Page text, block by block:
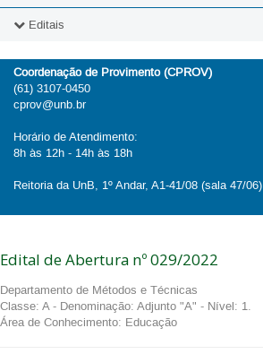
Editais
2026
2025
2023
2020
2019
Coordenação de Provimento (CPROV)
(61) 3107-0450
cprov@unb.br
Horário de Atendimento:
8h às 12h - 14h às 18h
Reitoria da UnB, 1º Andar, A1-41/08 (sala 47/06)
Edital de Abertura nº 029/2022
Departamento de Métodos e Técnicas
Classe: A - Denominação: Adjunto "A" - Nível: 1.
Área de Conhecimento: Educação